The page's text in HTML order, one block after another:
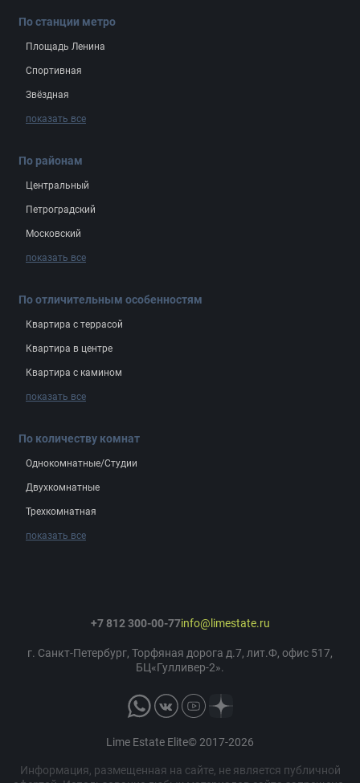
По станции метро
Площадь Ленина
Спортивная
Звёздная
показать все
По районам
Центральный
Петроградский
Московский
показать все
По отличительным особенностям
Квартира с террасой
Квартира в центре
Квартира с камином
показать все
По количеству комнат
Однокомнатные/Студии
Двухкомнатные
Трехкомнатная
показать все
Lime Estate Elite© 2017-2026
Информация, размещенная на сайте, не является публичной
+7 812 300-00-77info@limestate.ru
г. Санкт-Петербург, Торфяная дорога д.7, лит.Ф, офис 517,
БЦ«Гулливер-2».